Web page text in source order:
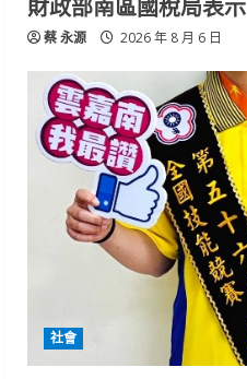
蔡 永源 2026 年 8 月 6 日
社會